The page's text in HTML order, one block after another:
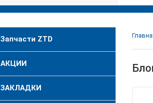
Запчасти ZTD
АКЦИИ
ЗАКЛАДКИ